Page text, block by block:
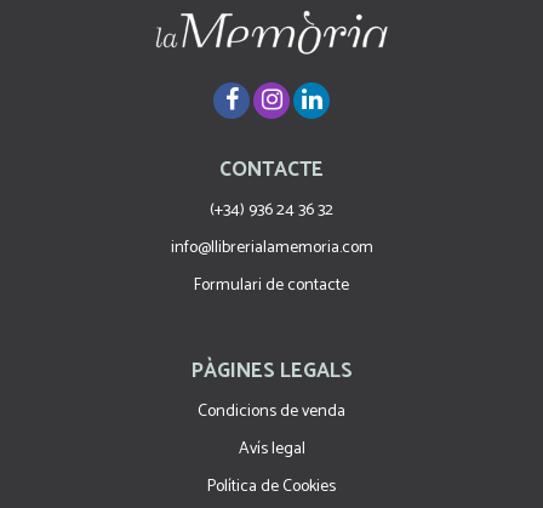
CONTACTE
(+34) 936 24 36 32
info@llibrerialamemoria.com
Formulari de contacte
PÀGINES LEGALS
Condicions de venda
Avís legal
Política de Cookies